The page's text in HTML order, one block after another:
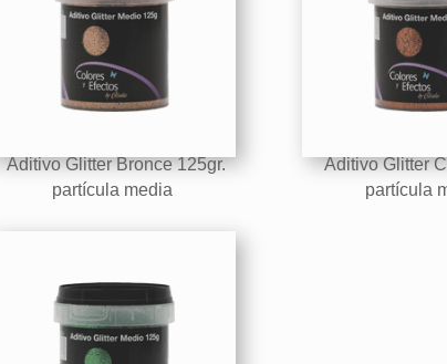
Aditivo Glitter Bronce 125gr.
partícula media
Aditivo Glitter
partícula